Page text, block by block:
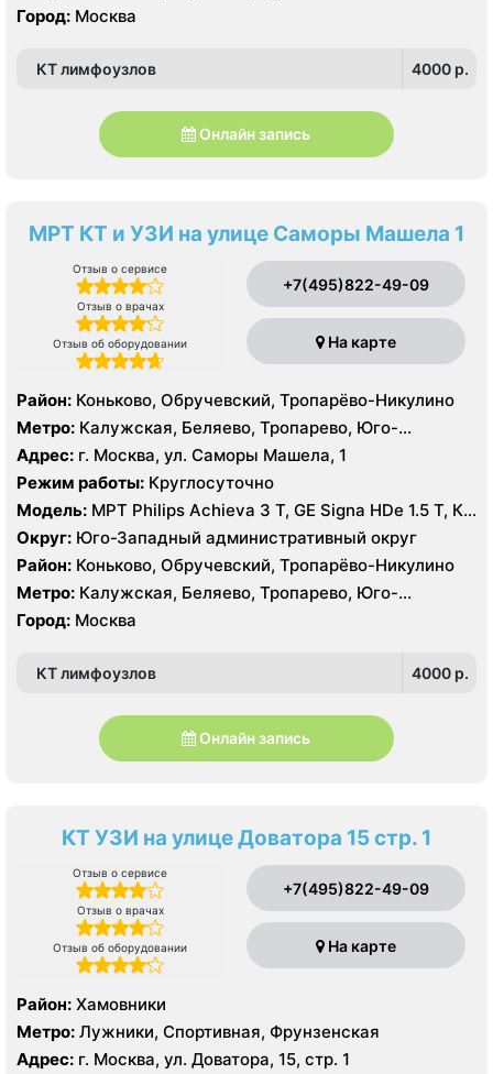
Город: Москва
КТ лимфоузлов 4000 p.
Онлайн запись
МРТ КТ и УЗИ на улице Саморы Машела 1
Отзыв о сервисе
Отзыв о врачах
Отзыв об оборудовании
+7(495)822-49-09
На карте
Район: Коньково, Обручевский, Тропарёво-Никулино
Метро: Калужская, Беляево, Тропарево, Юго-
Западная
Адрес: г. Москва, ул. Саморы Машела, 1
Режим работы: Круглосуточно
Модель: МРТ Philips Achieva 3 T, GE Signa HDe 1.5 T, КТ
Philips Ingenuity Elite 128 срезов, GE LightSpeed 64
среза УЗИ Toshiba Aplio XG, Philips iU22, Acuson
Antares
Округ: Юго-Западный административный округ
Район: Коньково, Обручевский, Тропарёво-Никулино
Метро: Калужская, Беляево, Тропарево, Юго-
Западная
Город: Москва
КТ лимфоузлов 4000 p.
Онлайн запись
КТ УЗИ на улице Доватора 15 стр. 1
Отзыв о сервисе
Отзыв о врачах
Отзыв об оборудовании
+7(495)822-49-09
На карте
Район: Хамовники
Метро: Лужники, Спортивная, Фрунзенская
Адрес: г. Москва, ул. Доватора, 15, стр. 1